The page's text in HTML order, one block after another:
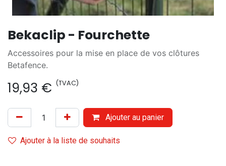
Bekaclip - Fourchette
Accessoires pour la mise en place de vos clôtures
Betafence.
19,93 € (TVAC)
Ajouter au panier
Ajouter à la liste de souhaits